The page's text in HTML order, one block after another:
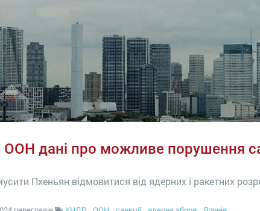
ООН дані про можливе порушення
Пхеньян відмовитися від ядерних і ракетних